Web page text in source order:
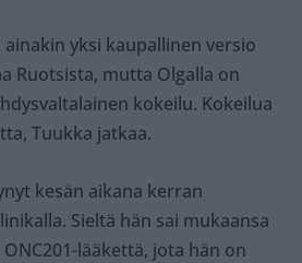
ainakin yksi kaupallinen versio
Ruotsista, mutta Olgalla on
kokeilu. Kokeilua
Tuukka jatkaa.
kesän aikana kerran
Sieltä hän sai mukaansa
lääkettä, jota hän on